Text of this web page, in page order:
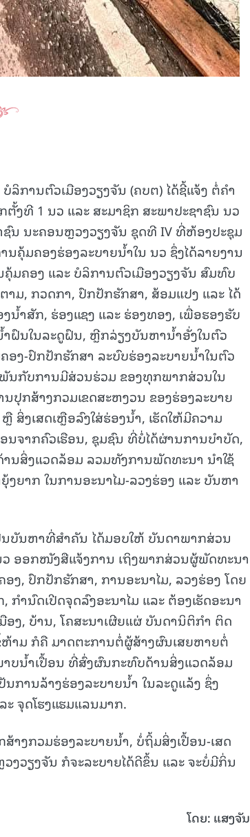
ານຕົວເມືອງວຽງຈັນ (ຄບຕ) ໄດ້ຊີ້ແຈ້ງ ຕໍ່ຄໍາ
ຕັ້ງທີ 1 ນວ ແລະ ສະມາຊິກ ສະພາປະຊາຊົນ ນວ
ນ ນະຄອນຫຼວງວຽງຈັນ ຊຸດທີ IV ທີ່ຫ້ອງປະຊຸມ
ຄຸ້ມຄອງຮ່ອງລະບາຍນໍ້າໃນ ນວ ຊຶ່ງໄດ້ລາຍງານ
ມຄອງ ແລະ ບໍລິການຕົວເມືອງວຽງຈັນ ສົມທົບ
ມ, ກວດກາ, ປົກປັກຮັກສາ, ສ້ອມແປງ ແລະ ໄດ້
ນໍ້າສັກ, ຮ່ອງແຊງ ແລະ ຮ່ອງທອງ, ເພື່ອຮອງຮັບ
ຝົນໃນລະດູຝົນ, ຫຼີກລ່ຽງບັນຫານໍ້າອັ່ງໃນຕົວ
ງ-ປົກປັກຮັກສາ ລະບົບຮ່ອງລະບາຍນໍ້າໃນຕົວ
ນກັບການມີສ່ວນຮ່ວມ ຂອງທຸກພາກສ່ວນໃນ
ປຸກສ້າງກວມເຂດສະຫງວນ ຂອງຮ່ອງລະບາຍ
ງເສດເຫຼືອລົງໃສ່ຮ່ອງນໍ້າ, ເຮັດໃຫ້ມີຄວາມ
ຈາກຄົວເຮືອນ, ຊຸມຊົນ ທີ່ບໍ່ໄດ້ຜ່ານການບຳບັດ,
ນສິ່ງແວດລ້ອມ ລວມທັງການພັດທະນາ ນໍາໃຊ້
ຍາກ ໃນການອະນາໄມ-ລວງຮ່ອງ ແລະ ບັນຫາ
ບັນຫາທີ່ສໍາຄັນ ໄດ້ມອບໃຫ້ ບັນດາພາກສ່ວນ
ອອກໜັງສືແຈ້ງການ ເຖິງພາກສ່ວນຜູ້ພັດທະນາ
ງ, ປົກປັກຮັກສາ, ການອະນາໄມ, ລວງຮ່ອງ ໂດຍ
ກຳນົດເປີດຈຸດລົງອະນາໄມ ແລະ ຕ້ອງເຮັດອະນາ
ງ, ບ້ານ, ໂຄສະນາເຜີຍແຜ່ ບັນດານິຕິກຳ ຕິດ
ມ ກໍຄື ມາດຕະການຕໍ່ຜູ້ສ້າງຜົນເສຍຫາຍຕໍ່
ບນໍ້າເປື້ອນ ທີ່ສົ່ງຜົນກະທົບດ້ານສິ່ງແວດລ້ອມ
ການລ້າງຮ່ອງລະບາຍນໍ້າ ໃນລະດູແລ້ງ ຊຶ່ງ
ຈຸດໂຮງແຮມແລນມາກ.
າງກວມຮ່ອງລະບາຍນໍ້າ, ບໍ່ຖິ້ມສິ່ງເປື້ອນ-ເສດ
ງວຽງຈັນ ກໍຈະລະບາຍໄດ້ດີຂຶ້ນ ແລະ ຈະບໍ່ມີກິ່ນ
ໂດຍ: ແສງຈັນ